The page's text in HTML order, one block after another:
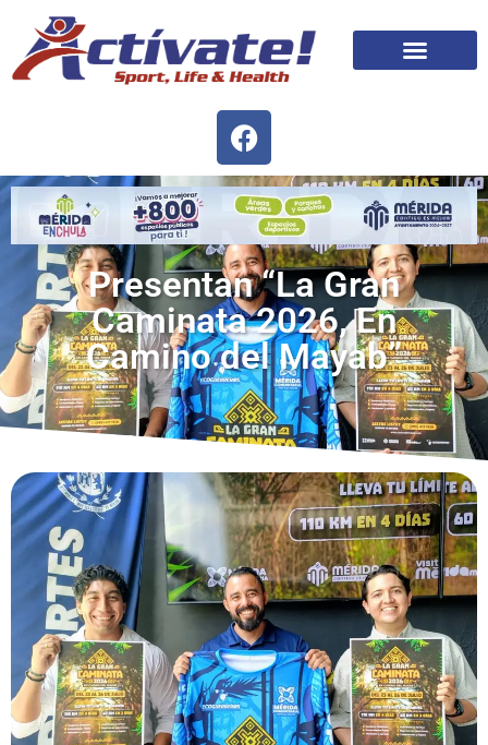
Presentan “La Gran
Caminata 2026, En
Camino del Mayab”